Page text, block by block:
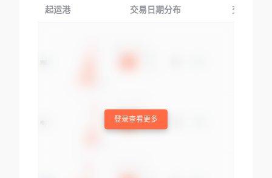
起运港 交易日期分布 交易产品
登录查看更多